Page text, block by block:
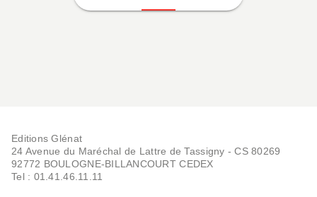
Editions Glénat
24 Avenue du Maréchal de Lattre de Tassigny - CS 80269
92772 BOULOGNE-BILLANCOURT CEDEX
Tel : 01.41.46.11.11